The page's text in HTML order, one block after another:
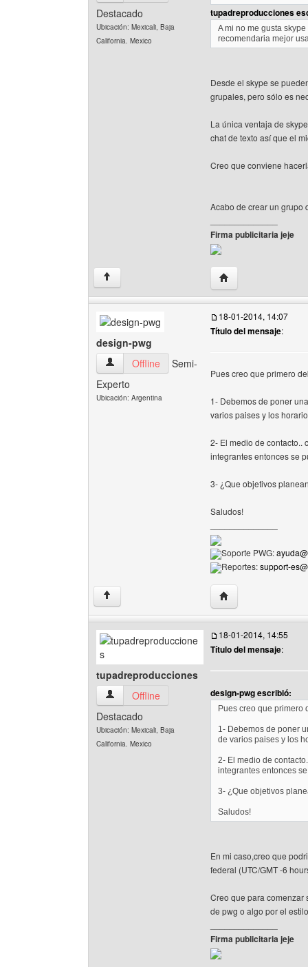
Destacado
Ubicación: Mexicali, Baja
California. Mexico
tupadreproducciones
A mi no me gusta
recomendaria mejor
Desde el skype se
grupales, pero sólo es
La única ventaja de
chat de texto así que el
Creo que conviene
Acabo de crear un grupo
Firma publicitaria jeje
↑ Visitar sitio web del
design-pwg
design-pwg Ver perfil del usuario
Offline
Semi-
Experto
Ubicación: Argentina
18-01-2014, 14:07
Título del mensaje:
Pues creo que primero
1- Debemos de poner
varios paises y los
2- El medio de contacto..
integrantes entonces se
3- ¿Que objetivos
Saludos!
Soporte PWG:
Reportes:support-
↑ Visitar sitio web del
tupadreproducciones
tupadreproducciones Ver perfil del usuario
Offline
Destacado
Ubicación: Mexicali, Baja
California. Mexico
18-01-2014, 14:55
Título del mensaje:
design-pwg escribió:
Pues creo que primero
1- Debemos de poner
de varios paises y los
2- El medio de
integrantes entonces
3- ¿Que objetivos
Saludos!
En mi caso,creo que
federal (UTC/GMT -6
Creo que para comenzar
de pwg o algo por el
Firma publicitaria jeje